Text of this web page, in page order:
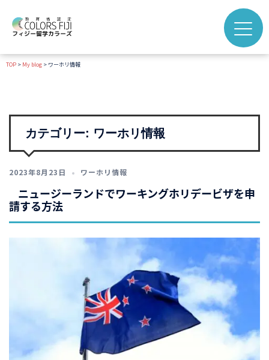
ン
ツTOP > My blog > ワーホリ情報
カテゴリー: ワーホリ情報
2023年8月23日 ワーホリ情報
ニュージーランドでワーキングホリデービザを申
請する方法